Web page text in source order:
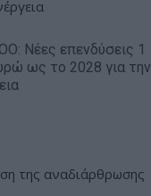
Νέες επενδύσεις 1
ως το 2028 για την